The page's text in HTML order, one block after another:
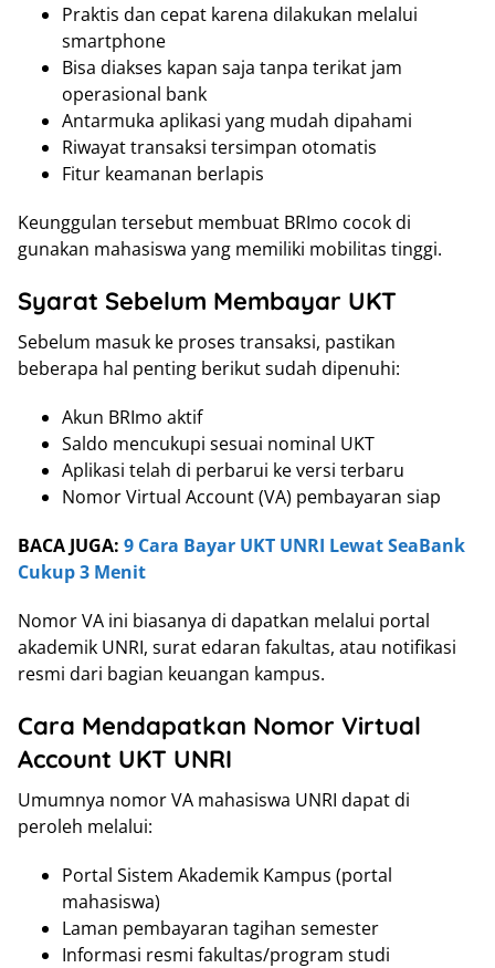
Praktis dan cepat karena dilakukan melalui
smartphone
Bisa diakses kapan saja tanpa terikat jam
operasional bank
Antarmuka aplikasi yang mudah dipahami
Riwayat transaksi tersimpan otomatis
Fitur keamanan berlapis
Keunggulan tersebut membuat BRImo cocok di
gunakan mahasiswa yang memiliki mobilitas tinggi.
Syarat Sebelum Membayar UKT
Sebelum masuk ke proses transaksi, pastikan
beberapa hal penting berikut sudah dipenuhi:
Akun BRImo aktif
Saldo mencukupi sesuai nominal UKT
Aplikasi telah di perbarui ke versi terbaru
Nomor Virtual Account (VA) pembayaran siap
BACA JUGA: 9 Cara Bayar UKT UNRI Lewat SeaBank
Cukup 3 Menit
Nomor VA ini biasanya di dapatkan melalui portal
akademik UNRI, surat edaran fakultas, atau notifikasi
resmi dari bagian keuangan kampus.
Cara Mendapatkan Nomor Virtual
Account UKT UNRI
Umumnya nomor VA mahasiswa UNRI dapat di
peroleh melalui:
Portal Sistem Akademik Kampus (portal
mahasiswa)
Laman pembayaran tagihan semester
Informasi resmi fakultas/program studi